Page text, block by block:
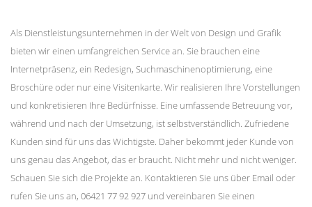
Als Dienstleistungsunternehmen in der Welt von Design und Grafik
bieten wir einen umfangreichen Service an. Sie brauchen eine
Internetpräsenz, ein Redesign, Suchmaschinenoptimierung, eine
Broschüre oder nur eine Visitenkarte. Wir realisieren Ihre Vorstellungen
und konkretisieren Ihre Bedürfnisse. Eine umfassende Betreuung vor,
während und nach der Umsetzung, ist selbstverständlich. Zufriedene
Kunden sind für uns das Wichtigste. Daher bekommt jeder Kunde von
uns genau das Angebot, das er braucht. Nicht mehr und nicht weniger.
Schauen Sie sich die Projekte an. Kontaktieren Sie uns über Email oder
rufen Sie uns an, 06421 77 92 927 und vereinbaren Sie einen